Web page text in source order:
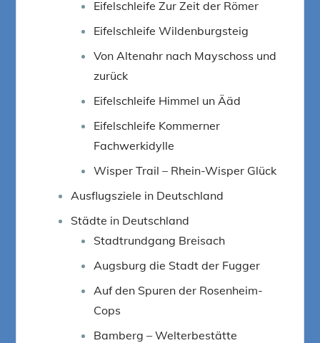
Eifelschleife Zur Zeit der Römer
Eifelschleife Wildenburgsteig
Von Altenahr nach Mayschoss und
zurück
Eifelschleife Himmel un Ääd
Eifelschleife Kommerner
Fachwerkidylle
Wisper Trail – Rhein-Wisper Glück
Ausflugsziele in Deutschland
Städte in Deutschland
Stadtrundgang Breisach
Augsburg die Stadt der Fugger
Auf den Spuren der Rosenheim-
Cops
Bamberg – Welterbestätte